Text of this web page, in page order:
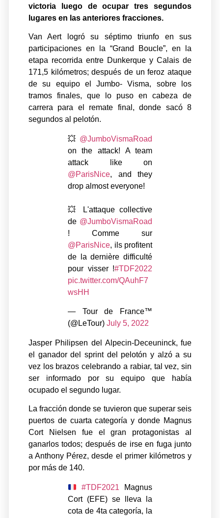
victoria luego de ocupar tres segundos
lugares en las anteriores fracciones.
Van Aert logró su séptimo triunfo en sus
participaciones en la “Grand Boucle”, en la
etapa recorrida entre Dunkerque y Calais de
171,5 kilómetros; después de un feroz ataque
de su equipo el Jumbo- Visma, sobre los
tramos finales, que lo puso en cabeza de
carrera para el remate final, donde sacó 8
segundos al pelotón.
💥 @JumboVismaRoad
on the attack! A team
attack like on
@ParisNice, and they
drop almost everyone!
💥 L'attaque collective
de @JumboVismaRoad
! Comme sur
@ParisNice, ils profitent
de la dernière difficulté
pour visser !#TDF2022
pic.twitter.com/QAuhF7
wsHH
— Tour de France™
(@LeTour) July 5, 2022
Jasper Philipsen del Alpecin-Deceuninck, fue
el ganador del sprint del pelotón y alzó a su
vez los brazos celebrando a rabiar, tal vez, sin
ser informado por su equipo que había
ocupado el segundo lugar.
La fracción donde se tuvieron que superar seis
puertos de cuarta categoría y donde Magnus
Cort Nielsen fue el gran protagonistas al
ganarlos todos; después de irse en fuga junto
a Anthony Pérez, desde el primer kilómetros y
por más de 140.
#TDF2021 Magnus
Cort (EFE) se lleva la
cota de 4ta categoría, la